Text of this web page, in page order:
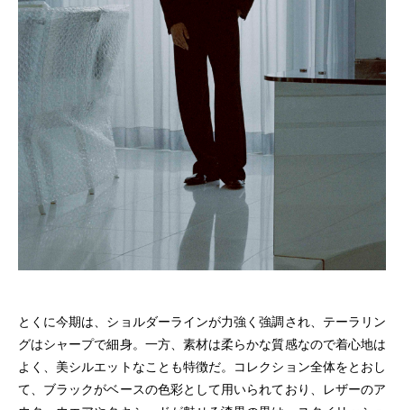
とくに今期は、ショルダーラインが力強く強調され、テーラリン
グはシャープで細身。一方、素材は柔らかな質感なので着心地は
よく、美シルエットなことも特徴だ。コレクション全体をとおし
て、ブラックがベースの色彩として用いられており、レザーのア